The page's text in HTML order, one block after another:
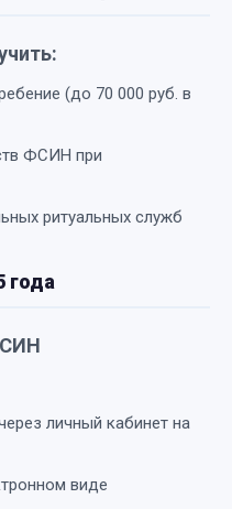
(до 70 000 руб. в
ФСИН при
ритуальных служб
года
личный кабинет на
виде